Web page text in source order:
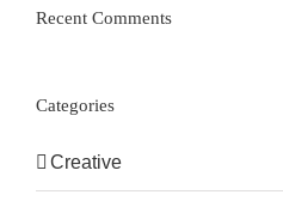
Recent Comments
Categories
Creative